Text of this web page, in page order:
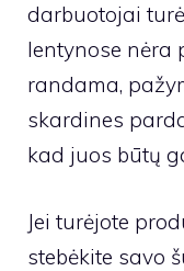
darbuotojai
lentynose nėra
randama,
skardines
kad juos būtų
Jei turėjote
stebėkite savo